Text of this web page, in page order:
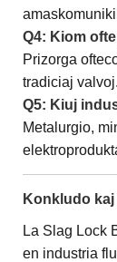
Q4: Kiom
Prizorga
tradiciaj valvoj.
Q5: Kiuj
Metalurgio,
Konkludo
La Slag Lock
en industria